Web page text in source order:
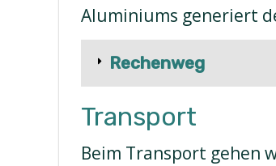
Aluminiums generiert
Rechenweg
Transport
Beim Transport gehen